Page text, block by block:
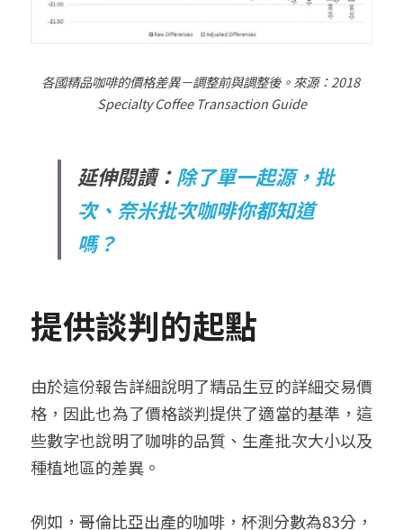
各國精品咖啡的價格差異－調整前與調整後。來源：2018
Specialty Coffee Transaction Guide
延伸閱讀：除了單一起源，批
次、奈米批次咖啡你都知道
嗎？
提供談判的起點
由於這份報告詳細說明了精品生豆的詳細交易價
格，因此也為了價格談判提供了適當的基準，這
些數字也說明了咖啡的品質、生產批次大小以及
種植地區的差異。
例如，哥倫比亞出產的咖啡，杯測分數為83分，